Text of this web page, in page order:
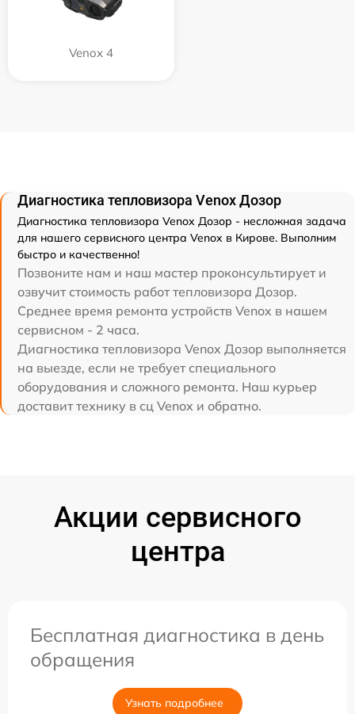
Venox 4
Диагностика тепловизора Venox Дозор
Диагностика тепловизора Venox Дозор - несложная задача
для нашего сервисного центра Venox в Кирове. Выполним
быстро и качественно!
Позвоните нам и наш мастер проконсультирует и
озвучит стоимость работ тепловизора Дозор.
Среднее время ремонта устройств Venox в нашем
сервисном - 2 часа.
Диагностика тепловизора Venox Дозор выполняется
на выезде, если не требует специального
оборудования и сложного ремонта. Наш курьер
доставит технику в сц Venox и обратно.
Акции сервисного
центра
Бесплатная диагностика в день
обращения
Узнать подробнее